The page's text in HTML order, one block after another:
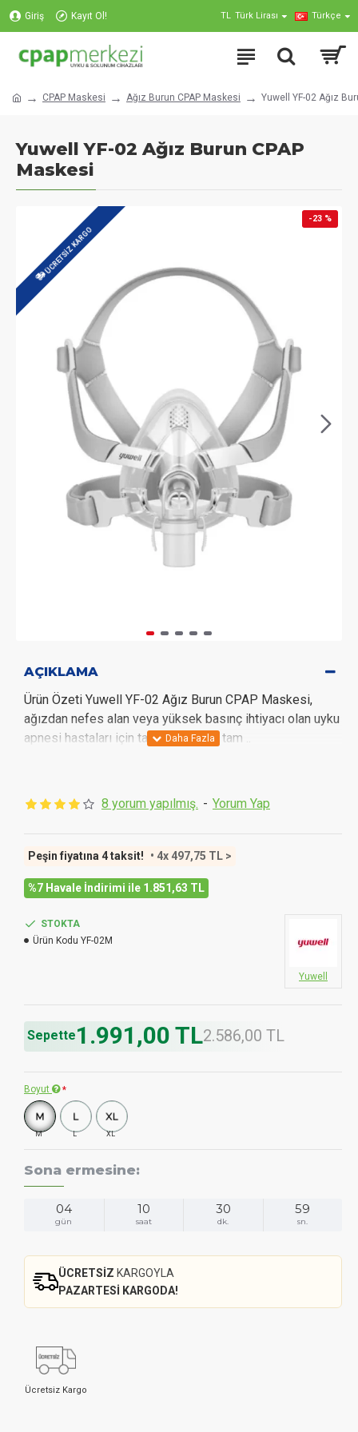
Giriş Kayıt Ol! TL Türk Lirası Türkçe
CPAP Maskesi Ağız Burun CPAP Maskesi Yuwell YF-02 Ağız
Yuwell YF-02 Ağız Burun CPAP
Maskesi
ÜCRETSIZ KARGO
-23 %
AÇIKLAMA
Ürün Özeti Yuwell YF-02 Ağız Burun CPAP Maskesi,
ağızdan nefes alan veya yüksek basınç ihtiyacı olan uyku
apnesi hastaları için tasarlanmış bir tam ..
8 yorum yapılmış. - Yorum Yap
Sona ermesine:
04
gün
10
saat
30
dk.
58
sn.
Peşin fiyatına 4 taksit! • 4x 497,75 TL >
%7 Havale İndirimi ile 1.851,63 TL
Sepette1.991,00 TL2.586,00 TL
STOKTA
Ürün Kodu YF-02M
Yuwell
Boyut
M L XL
ÜCRETSİZ KARGOYLA
PAZARTESİ KARGODA!
Ücretsiz Kargo